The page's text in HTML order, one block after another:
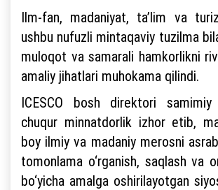
Ilm-fan, madaniyat, ta’lim va
ushbu nufuzli mintaqaviy tuzilma
muloqot va samarali hamkorlikni
amaliy jihatlari muhokama qilindi.
ICESCO bosh direktori
chuqur minnatdorlik izhor etib,
boy ilmiy va madaniy merosni
tomonlama o‘rganish, saqlash va
bo‘yicha amalga oshirilayotgan